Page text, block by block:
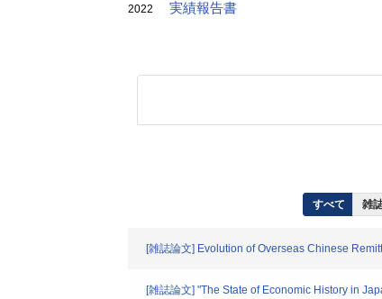
2022 実績報告書
すべて 雑
[雑誌論文] Evolution of Overseas Chinese
[雑誌論文] "The State of Economic History in